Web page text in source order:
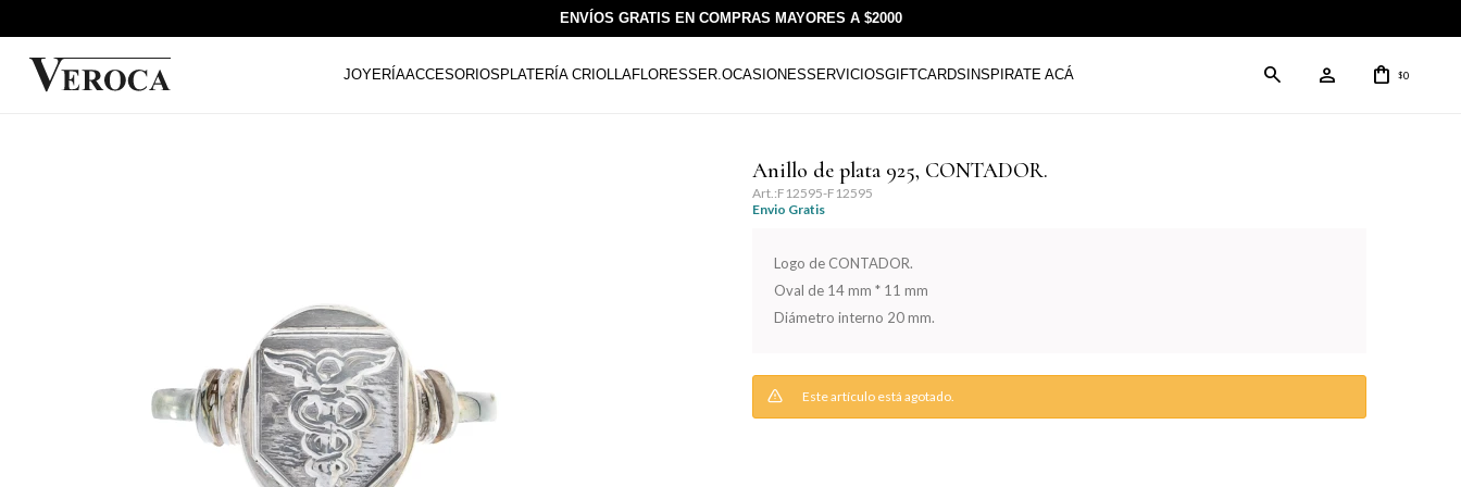
ENVÍOS GRATIS EN COMPRAS MAYORES A $2000
JOYERÍAACCESORIOS PLATERÍA CRIOLLAFLORESSER.OCASIONESSERVICIOSGIFTCARDS INSPIRATE ACÁ $0
Anillo de plata 925, CONTADOR.
F12595-F12595
Envio Gratis
Logo de CONTADOR.
Oval de 14 mm * 11 mm
Diámetro interno 20 mm.
Este artículo está agotado.